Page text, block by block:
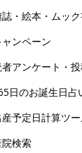
・絵本・ムッ
ャンペーン
アンケート・
日のお誕生日占
予定日計算ツ
院検索